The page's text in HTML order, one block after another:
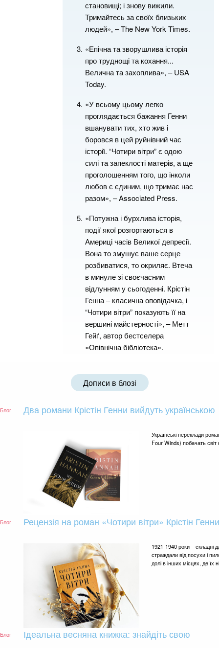
становищі; і знову вижили.
Тримайтесь за своїх близьких
людей», – The New York Times.
«Епічна та зворушлива історія
про труднощі та кохання...
Велична та захоплива», – USA
Today.
«У всьому цьому легко
проглядається бажання Генни
вшанувати тих, хто жив і
боровся в цей руйнівний час
історії. “Чотири вітри” є одою
силі та запеклості матерів, а ще
проголошенням того, що інколи
любов є єдиним, що тримає нас
разом», – Associated Press.
«Потужна і бурхлива історія,
події якої розгортаються в
Америці часів Великої депресії.
Вона то змушує ваше серце
розбиватися, то окриляє. Втеча
в минуле зі своєчасним
відлунням у сьогоденні. Крістін
Генна – класична оповідачка, і
“Чотири вітри” показують її на
вершині майстерності», – Метт
Гейґ, автор бестселера
«Опівнічна бібліотека».
Дописи в блозі
Блог Два романи Крістін Генни вийдуть українською
Українські переклади
Four Winds) побачать світ
Блог Рецензія на роман «Чотири вітри» Крістін Генни
1921-1940 роки – складні
страждали від посухи і
долі в інших місцях, де їх
Блог Ідеальна весняна книжка: знайдіть свою